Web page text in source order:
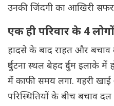
उनकी जिंदगी का आखिरी सफर
एक ही परिवार के 4
हादसे के बाद राहत और बचाव
दुर्घटना स्थल बेहद दुर्गम इलाके
में काफी समय लगा. गहरी
परिस्थितियों के बीच बचाव